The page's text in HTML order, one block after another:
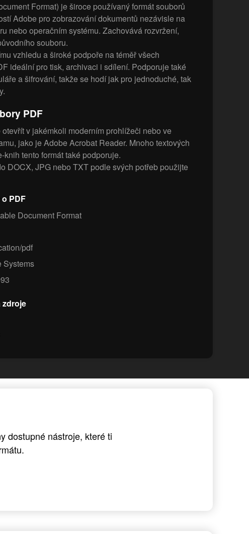
Format) je široce používaný formát souborů
Adobe pro zobrazování dokumentů nezávisle na
nebo operačním systému. Zachovává rozvržení,
souboru.
vzhledu a široké podpoře na téměř všech
ideální pro tisk, archivaci i sdílení. Podporuje také
a šifrování, takže se hodí jak pro jednoduché, tak
PDF
v jakémkoli moderním prohlížeči nebo ve
jako je Adobe Acrobat Reader. Mnoho textových
knih tento formát také podporuje.
DOCX, JPG nebo TXT podle svých potřeb použijte
PDF
Document Format
pdf
Systems
zdroje
dostupné nástroje, které ti